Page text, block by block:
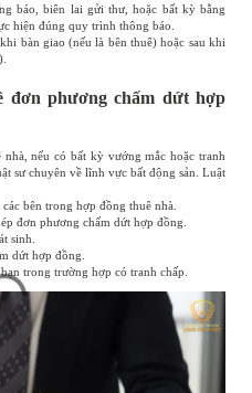
báo, biên lai gửi thư, hoặc bất kỳ bằng
hiện đúng quy trình thông báo.
bàn giao (nếu là bên thuê) hoặc sau khi
phương chấm dứt hợp
nếu có bất kỳ vướng mắc hoặc tranh
sư chuyên về lĩnh vực bất động sản. Luật
bên trong hợp đồng thuê nhà.
đơn phương chấm dứt hợp đồng.
sinh.
dứt hợp đồng.
trong trường hợp có tranh chấp.